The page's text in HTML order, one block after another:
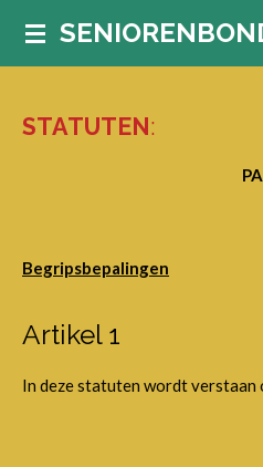
Ga
deSTATUTEN:
Begripsbepalingen
Artikel 1
In deze statuten wordt verstaan